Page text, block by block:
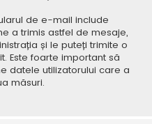
de e-mail include
a trimis astfel de mesaje,
și le puteți trimite o
Este foarte important să
datele utilizatorului care a
măsuri.